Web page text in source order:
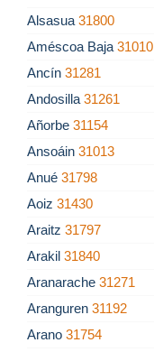
Alsasua 31800
Améscoa Baja 31010
Ancín 31281
Andosilla 31261
Añorbe 31154
Ansoáin 31013
Anué 31798
Aoiz 31430
Araitz 31797
Arakil 31840
Aranarache 31271
Aranguren 31192
Arano 31754